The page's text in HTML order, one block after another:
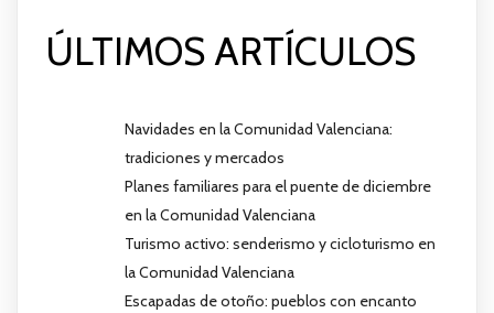
ÚLTIMOS ARTÍCULOS
Navidades en la Comunidad Valenciana:
tradiciones y mercados
Planes familiares para el puente de diciembre
en la Comunidad Valenciana
Turismo activo: senderismo y cicloturismo en
la Comunidad Valenciana
Escapadas de otoño: pueblos con encanto